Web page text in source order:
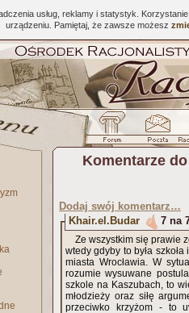
usług, reklamy i statystyk.
urządzeniu. Pamiętaj, że zawsze możesz
Komentarze
Dodaj swój komentarz…
Khair.el.Budar
7 na
Ze wszystkim się prawie
wtedy gdyby to była
miasta Wrocławia. W
rozumie wysuwane
szkole na Kaszubach, to
młodzieży oraz siłę
przeciwko krzyżom - to